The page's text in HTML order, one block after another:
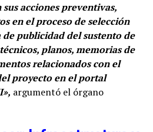
acciones preventivas,
en el proceso de selección
publicidad del sustento de
planos, memorias de
relacionados con el
proyecto en el portal
argumentó el órgano